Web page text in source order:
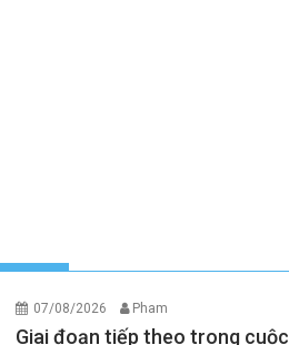
07/08/2026 Pham
Giai đoạn tiếp theo trong cuộc